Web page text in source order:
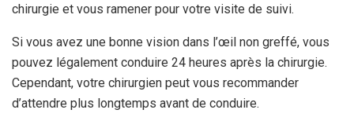
chirurgie et vous ramener pour votre visite de suivi.
Si vous avez une bonne vision dans l’œil non greffé, vous
pouvez légalement conduire 24 heures après la chirurgie.
Cependant, votre chirurgien peut vous recommander
d’attendre plus longtemps avant de conduire.